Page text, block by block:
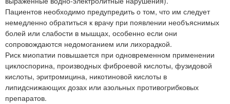
Пациентов необходимо предупредить о том, что им следует
немедленно обратиться к врачу при появлении необъяснимых
болей или слабости в мышцах, особенно если они
сопровождаются недомоганием или лихорадкой.
Риск миопатии повышается при одновременном применении
циклоспорина, производных фиброевой кислоты, фузидовой
кислоты, эритромицина, никотиновой кислоты в
липидснижающих дозах или азольных противогрибковых
препаратов.